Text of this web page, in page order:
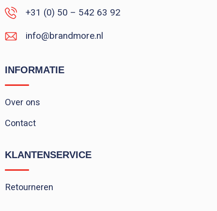
+31 (0) 50 – 542 63 92
info@brandmore.nl
INFORMATIE
Over ons
Contact
KLANTENSERVICE
Retourneren